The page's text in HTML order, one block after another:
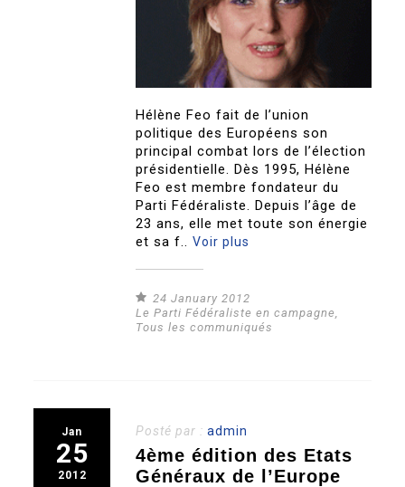
Hélène Feo fait de l’union
politique des Européens son
principal combat lors de l’élection
présidentielle. Dès 1995, Hélène
Feo est membre fondateur du
Parti Fédéraliste. Depuis l’âge de
23 ans, elle met toute son énergie
et sa f..Voir plus
24 January 2012
Le Parti Fédéraliste en campagne
Tous les communiqués
Jan
25
2012
Posté par :admin
4ème édition des Etats
Généraux de l’Europe